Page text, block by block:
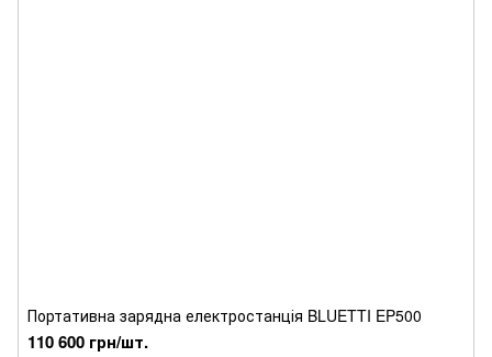
Портативна зарядна електростанція BLUETTI EP500
110 600 грн/шт.